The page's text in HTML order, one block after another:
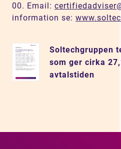
00. Email:
information se:
Soltechgruppen
som ger cirka
avtalstiden